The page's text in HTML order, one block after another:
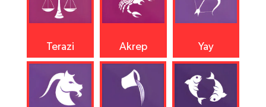
Terazi Akrep Yay